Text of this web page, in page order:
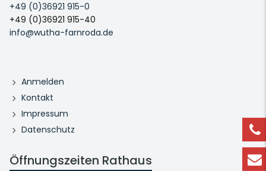
+49 (0)36921 915-0
+49 (0)36921 915-40
info@wutha-farnroda.de
Anmelden
Kontakt
Impressum
Datenschutz
Öffnungszeiten Rathaus